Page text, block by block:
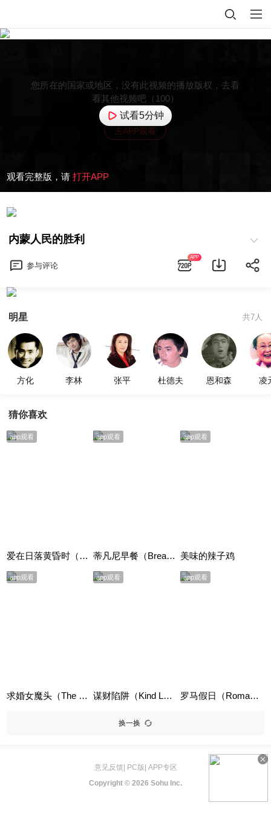
您所在的国家或地区，没有此视频的播放版权，去看
看其他视频吧（100）
去APP观看
试看5分钟
观看完整版，请 打开APP
内蒙人民的胜利
参与评论
APP
明星 共7人
方化 李林 张平 杜德夫 恩和森 凌
猜你喜欢
app观看
爱在日落黄昏时（Before Sunset）
app观看
蒂凡尼早餐（Breakfast at Tiffany's）
app观看
美味的辣子鸡
app观看
求婚女魔头（The Proposal）英语版
app观看
谋财陷阱（Kind Lady）
app观看
罗马假日（Roman Holiday）
换一换
意见反馈 PC版 APP专区
Copyright © 2026 Sohu Inc.